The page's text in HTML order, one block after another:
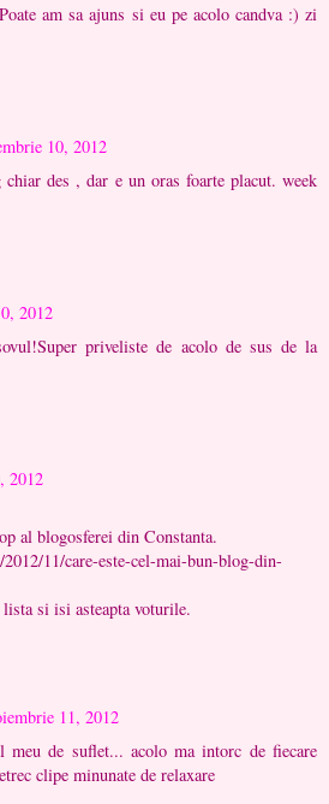
am sa ajuns si eu pe acolo candva :) zi
10, 2012
chiar des , dar e un oras foarte placut. week
2012
priveliste de acolo de sus de la
2012
al blogosferei din Constanta.
11/care-este-cel-mai-bun-blog-din-
si isi asteapta voturile.
11, 2012
meu de suflet... acolo ma intorc de fiecare
clipe minunate de relaxare